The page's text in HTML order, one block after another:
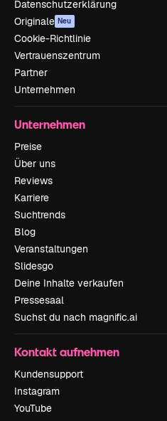
Datenschutzerklärung
Originale Neu
Cookie-Richtlinie
Vertrauenszentrum
Partner
Unternehmen
Unternehmen
Preise
Über uns
Reviews
Karriere
Suchtrends
Blog
Veranstaltungen
Slidesgo
Deine Inhalte verkaufen
Pressesaal
Suchst du nach magnific.ai
Kontakt aufnehmen
Kundensupport
Instagram
YouTube